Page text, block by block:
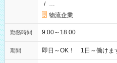
/ …
物流企業
勤務時間 9:00～18:00
期間 即日～OK！ 1日～働けま